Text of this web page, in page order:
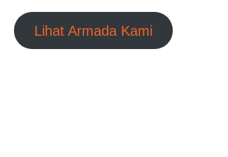
Lihat Armada Kami